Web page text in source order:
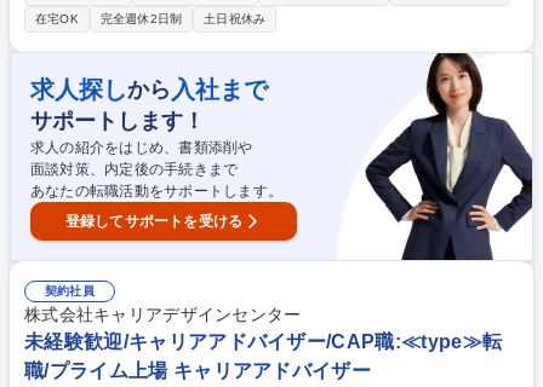
ます。 【業務詳細】 ■メイン業務は複数チーム内のチーフに対する目標設
定や、営業戦略の立案をお任せいたします。その他、各地域の関係福祉機
関などを訪問し障がいのある方をご紹介、振り返り面談実施、参画企業へ
のご紹介などを行っていただきます。■就労が確定した際、ご本人ご家族
からも熱い感謝の言葉を頂く事が多く、さらに、雇用した方の今後の成長
も自社農園で見届けることができ、やりがいを感じる瞬間がたくさん。 募
集職種 首都圏【就労コーディネーター（リーダー候補）】★障がい者雇用
支援
在宅OK
完全週休2日制 土日祝休み
求人探しから 入社まで
サポートします！
求人の紹介をはじめ、書類添削や
面談対策、内定後の手続きまで
あなたの転職活動をサポートします。
登録してサポートを受ける
契約社員
株式会社キャリアデザインセンター
未経験歓迎/キャリアアドバイザー/CAP職:≪type≫転
職/プライム上場 キャリアアドバイザー